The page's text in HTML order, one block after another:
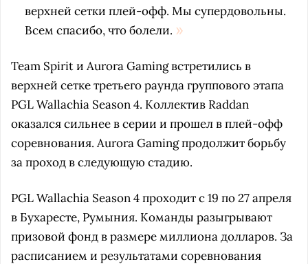
верхней сетки плей-офф. Мы супердовольны.
Всем спасибо, что болели.
Team Spirit и Aurora Gaming встретились в
верхней сетке третьего раунда группового этапа
PGL Wallachia Season 4. Коллектив Raddan
оказался сильнее в серии и прошел в плей-офф
соревнования. Aurora Gaming продолжит борьбу
за проход в следующую стадию.
PGL Wallachia Season 4 проходит с 19 по 27 апреля
в Бухаресте, Румыния. Команды разыгрывают
призовой фонд в размере миллиона долларов. За
расписанием и результатами соревнования